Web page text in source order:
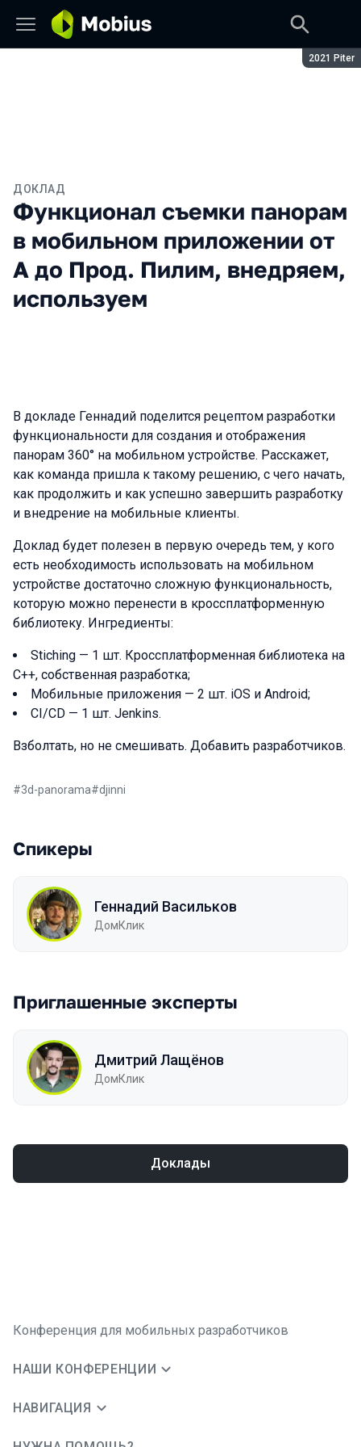
Сезон:
2021 Piter
ДОКЛАД
Функционал съемки панорам
в мобильном приложении от
А до Прод. Пилим, внедряем,
используем
В докладе Геннадий поделится рецептом разработки
функциональности для создания и отображения
панорам 360° на мобильном устройстве. Расскажет,
как команда пришла к такому решению, с чего начать,
как продолжить и как успешно завершить разработку
и внедрение на мобильные клиенты.
Доклад будет полезен в первую очередь тем, у кого
есть необходимость использовать на мобильном
устройстве достаточно сложную функциональность,
которую можно перенести в кроссплатформенную
библиотеку. Ингредиенты:
Stiching — 1 шт. Кроссплатформенная библиотека на
C++, собственная разработка;
Мобильные приложения — 2 шт. iOS и Android;
CI/CD — 1 шт. Jenkins.
Взболтать, но не смешивать. Добавить разработчиков.
#3d-panorama#djinni
Спикеры
Геннадий Васильков
ДомКлик
Приглашенные эксперты
Дмитрий Лащёнов
ДомКлик
Доклады
Конференция для мобильных разработчиков
НАШИ КОНФЕРЕНЦИИ
НАВИГАЦИЯ